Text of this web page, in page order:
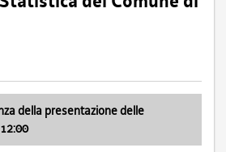
della presentazione delle